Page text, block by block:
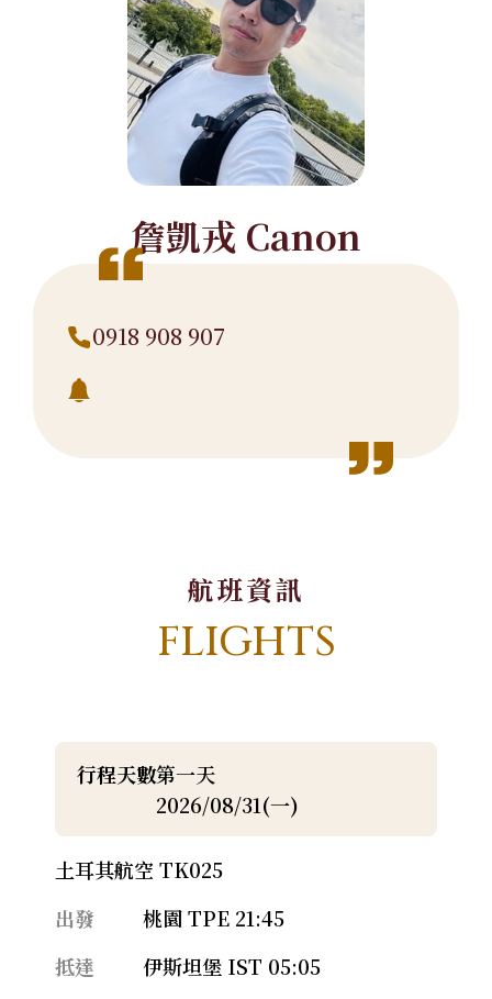
詹凱戎 Canon
0918 908 907
航班資訊
FLIGHTS
行程天數第一天
2026/08/31(一)
土耳其航空 TK025
出發
桃園 TPE 21:45
抵達
伊斯坦堡 IST 05:05